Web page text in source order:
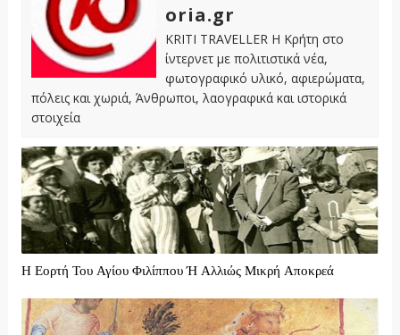
oria.gr
KRITI TRAVELLER Η Κρήτη στο
ίντερνετ με πολιτιστικά νέα,
φωτογραφικό υλικό, αφιερώματα,
πόλεις και χωριά, Άνθρωποι, λαογραφικά και ιστορικά
στοιχεία
Η Εορτή Του Αγίου Φιλίππου Ή Αλλιώς Μικρή Αποκρεά